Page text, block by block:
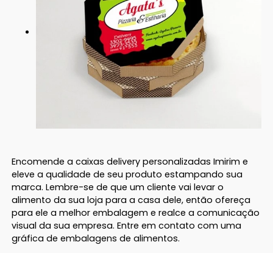
Encomende a caixas delivery personalizadas Imirim e
eleve a qualidade de seu produto estampando sua
marca. Lembre-se de que um cliente vai levar o
alimento da sua loja para a casa dele, então ofereça
para ele a melhor embalagem e realce a comunicação
visual da sua empresa. Entre em contato com uma
gráfica de embalagens de alimentos.